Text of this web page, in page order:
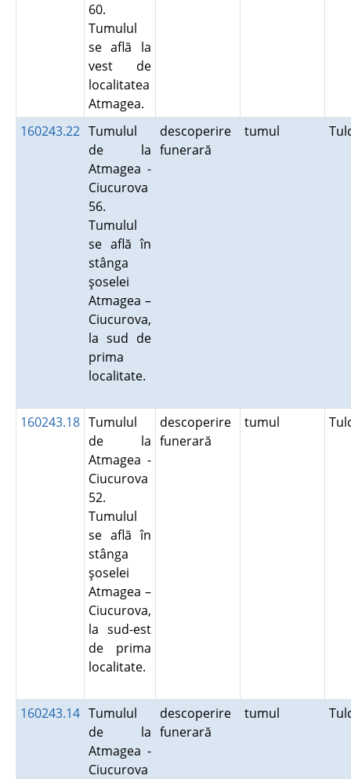
60.
Tumulul
se află la
vest de
localitatea
Atmagea.
160243.22 Tumulul
de la
Atmagea -
Ciucurova
56.
Tumulul
se află în
stânga
şoselei
Atmagea –
Ciucurova,
la sud de
prima
localitate.
descoperire
funerară
tumul
160243.18 Tumulul
de la
Atmagea -
Ciucurova
52.
Tumulul
se află în
stânga
şoselei
Atmagea –
Ciucurova,
la sud-est
de prima
localitate.
descoperire
funerară
tumul
160243.14 Tumulul
de la
Atmagea -
Ciucurova
descoperire
funerară
tumul